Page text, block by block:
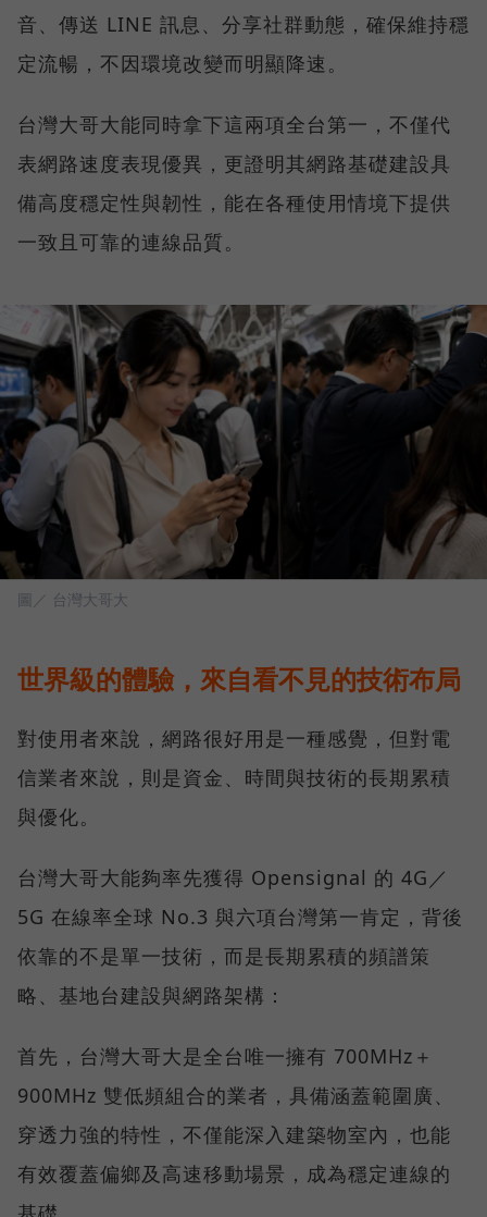
音、傳送 LINE 訊息、分享社群動態，確保維持穩
定流暢，不因環境改變而明顯降速。
台灣大哥大能同時拿下這兩項全台第一，不僅代
表網路速度表現優異，更證明其網路基礎建設具
備高度穩定性與韌性，能在各種使用情境下提供
一致且可靠的連線品質。
圖／ 台灣大哥大
世界級的體驗，來自看不見的技術布局
對使用者來說，網路很好用是一種感覺，但對電
信業者來說，則是資金、時間與技術的長期累積
與優化。
台灣大哥大能夠率先獲得 Opensignal 的 4G／
5G 在線率全球 No.3 與六項台灣第一肯定，背後
依靠的不是單一技術，而是長期累積的頻譜策
略、基地台建設與網路架構：
首先，台灣大哥大是全台唯一擁有 700MHz＋
900MHz 雙低頻組合的業者，具備涵蓋範圍廣、
穿透力強的特性，不僅能深入建築物室內，也能
有效覆蓋偏鄉及高速移動場景，成為穩定連線的